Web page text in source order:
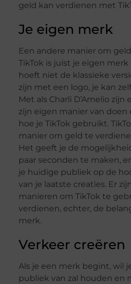
geld kan verdienen met
Je eigen merk
Een andere manier om
TikTok is juist je eigen
hoeft niet de klassieke
zijn met een logo, je kan
Met als Charli D’Amelio
zijn eigen manier van doen
hoe je TikTok gebruikt.
manier om geld te
Het geeft je de
paar seconden te maken,
je huidige publiek op de
van je laatste creaties. Er
manieren om TikTok te
verdienen, echter, de
merk.
Verkeer creëren
Als je een merk begint, wil
publiek van zal houden en